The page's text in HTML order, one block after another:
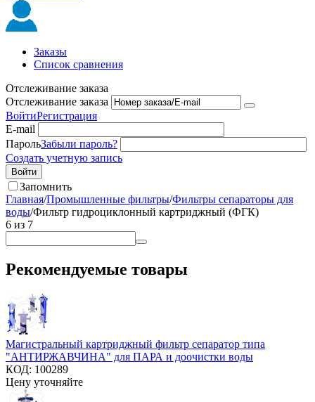
Заказы
Список сравнения
Отслеживание заказа
Отслеживание заказа
ВойтиРегистрация
E-mail
ПарольЗабыли пароль?
Создать учетную запись
Войти
Запомнить
Главная/Промышленные фильтры/Фильтры сепараторы для
воды/Фильтр гидроциклонный картриджный (ФГК)
6 из 7
Рекомендуемые товары
Магистральный картриджный фильтр сепаратор типа
"АНТИРЖАВЧИНА" для ПАРА и доочистки воды
КОД: 100289
Цену уточняйте